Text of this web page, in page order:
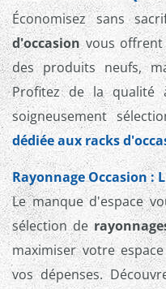
Économisez sans
d'occasionvous offrent
des produits neufs,
Profitez de la qualité
soigneusement
dédiée aux racks
Rayonnage Occasion :
Le manque d'espace
sélection de
maximiser votre
vos dépenses.